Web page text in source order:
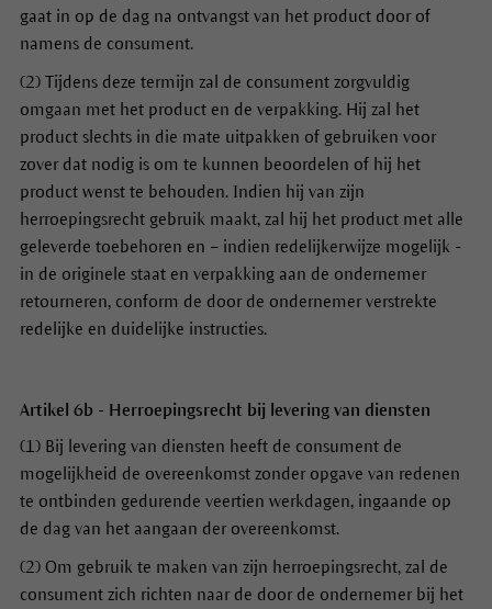
gaat in op de dag na ontvangst van het product door of
namens de consument.
(2) Tijdens deze termijn zal de consument zorgvuldig
omgaan met het product en de verpakking. Hij zal het
product slechts in die mate uitpakken of gebruiken voor
zover dat nodig is om te kunnen beoordelen of hij het
product wenst te behouden. Indien hij van zijn
herroepingsrecht gebruik maakt, zal hij het product met alle
geleverde toebehoren en – indien redelijkerwijze mogelijk -
in de originele staat en verpakking aan de ondernemer
retourneren, conform de door de ondernemer verstrekte
redelijke en duidelijke instructies.
Artikel 6b - Herroepingsrecht bij levering van diensten
(1) Bij levering van diensten heeft de consument de
mogelijkheid de overeenkomst zonder opgave van redenen
te ontbinden gedurende veertien werkdagen, ingaande op
de dag van het aangaan der overeenkomst.
(2) Om gebruik te maken van zijn herroepingsrecht, zal de
consument zich richten naar de door de ondernemer bij het